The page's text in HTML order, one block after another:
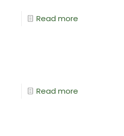
Read more
Read more